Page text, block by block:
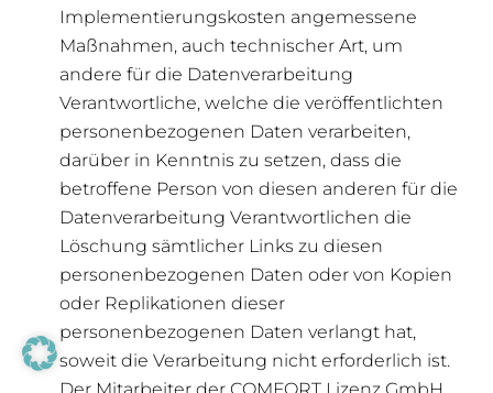
Implementierungskosten angemessene
Maßnahmen, auch technischer Art, um
andere für die Datenverarbeitung
Verantwortliche, welche die veröffentlichten
personenbezogenen Daten verarbeiten,
darüber in Kenntnis zu setzen, dass die
betroffene Person von diesen anderen für die
Datenverarbeitung Verantwortlichen die
Löschung sämtlicher Links zu diesen
personenbezogenen Daten oder von Kopien
oder Replikationen dieser
personenbezogenen Daten verlangt hat,
soweit die Verarbeitung nicht erforderlich ist.